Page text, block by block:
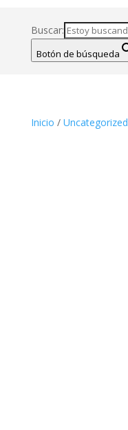
Buscar:
Botón de búsqueda
Inicio / Uncategorized